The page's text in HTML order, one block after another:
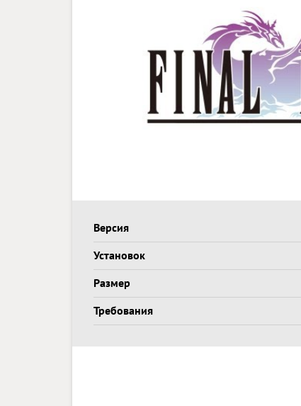
Версия
Установок
Размер
Требования